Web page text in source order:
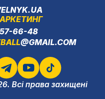
66-48
@GMAIL.COM
Всі права захищені